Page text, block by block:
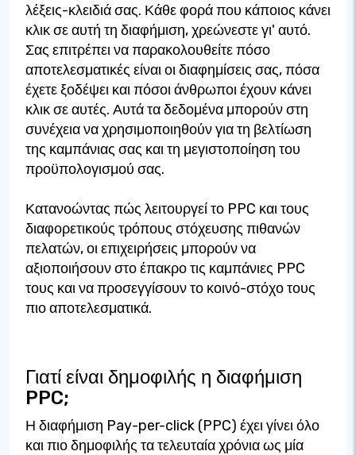
λέξεις-κλειδιά σας. Κάθε φορά που κάποιος κάνει
κλικ σε αυτή τη διαφήμιση, χρεώνεστε γι' αυτό.
Σας επιτρέπει να παρακολουθείτε πόσο
αποτελεσματικές είναι οι διαφημίσεις σας, πόσα
έχετε ξοδέψει και πόσοι άνθρωποι έχουν κάνει
κλικ σε αυτές. Αυτά τα δεδομένα μπορούν στη
συνέχεια να χρησιμοποιηθούν για τη βελτίωση
της καμπάνιας σας και τη μεγιστοποίηση του
προϋπολογισμού σας.
Κατανοώντας πώς λειτουργεί το PPC και τους
διαφορετικούς τρόπους στόχευσης πιθανών
πελατών, οι επιχειρήσεις μπορούν να
αξιοποιήσουν στο έπακρο τις καμπάνιες PPC
τους και να προσεγγίσουν το κοινό-στόχο τους
πιο αποτελεσματικά.
Γιατί είναι δημοφιλής η διαφήμιση
PPC;
Η διαφήμιση Pay-per-click (PPC) έχει γίνει όλο
και πιο δημοφιλής τα τελευταία χρόνια ως μία